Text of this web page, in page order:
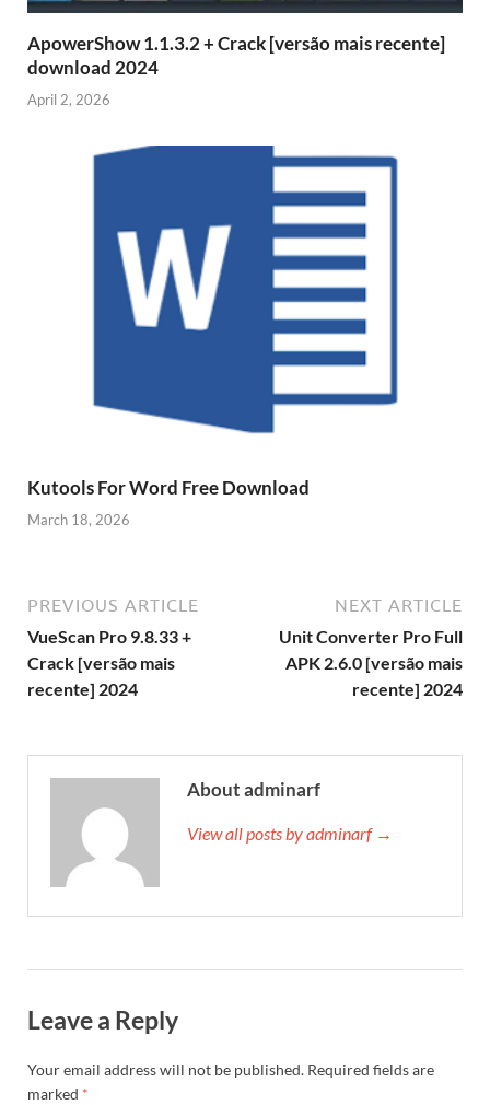
ApowerShow 1.1.3.2 + Crack [versão mais recente]
download 2024
April 2, 2026
Kutools For Word Free Download
March 18, 2026
PREVIOUS ARTICLE
VueScan Pro 9.8.33 +
Crack [versão mais
recente] 2024
NEXT ARTICLE
Unit Converter Pro Full
APK 2.6.0 [versão mais
recente] 2024
About adminarf
View all posts by adminarf →
Leave a Reply
Your email address will not be published. Required fields are
marked *